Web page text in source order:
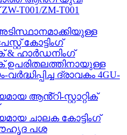
T001/ZM-T001
കോട്ടിംഗ്
& ഹാർഡനിംഗ്
ഉപരിതലത്തിനായുള്ള
വർദ്ധിപ്പിച്ച ദ്രാവകം 4GU-
ആൻ്റി-സ്റ്റാറ്റിക്
ചാലക കോട്ടിംഗ്
പശ